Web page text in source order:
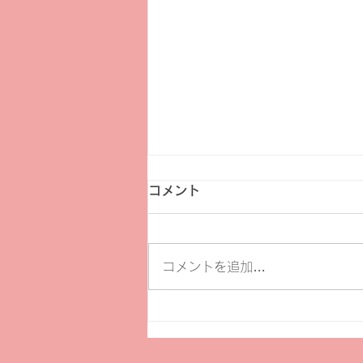
コメント
コメントを追加…